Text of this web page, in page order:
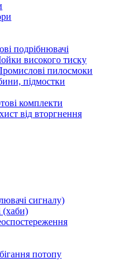
подрібнювачі
високого тиску
пилосмоки
підмостки
комплекти
від вторгнення
сигналу)
(хаби)
потопу